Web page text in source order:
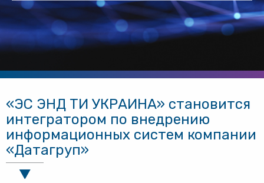
«ЭС ЭНД ТИ УКРАИНА» становится
интегратором по внедрению
информационных систем компании
«Датагруп»